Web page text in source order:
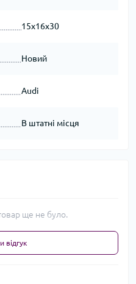
15x16x30
Новий
Audi
В штатні місця
ще не було.
відгук